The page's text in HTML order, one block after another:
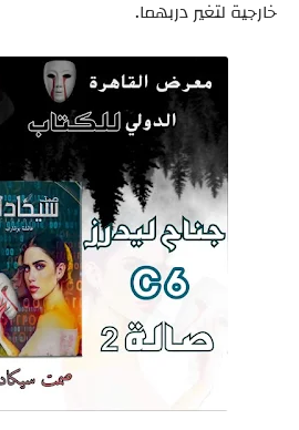
خارجية لتغير دربهما.